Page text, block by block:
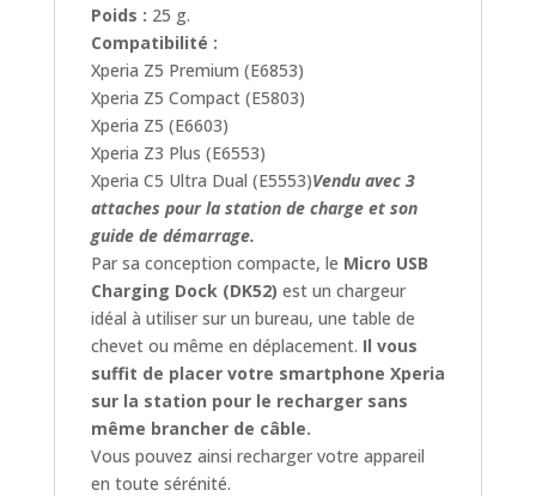
Poids : 25 g.
Compatibilité :
Xperia Z5 Premium (E6853)
Xperia Z5 Compact (E5803)
Xperia Z5 (E6603)
Xperia Z3 Plus (E6553)
Xperia C5 Ultra Dual (E5553)Vendu avec 3
attaches pour la station de charge et son
guide de démarrage.
Par sa conception compacte, le Micro USB
Charging Dock (DK52) est un chargeur
idéal à utiliser sur un bureau, une table de
chevet ou même en déplacement. Il vous
suffit de placer votre smartphone Xperia
sur la station pour le recharger sans
même brancher de câble.
Vous pouvez ainsi recharger votre appareil
en toute sérénité.